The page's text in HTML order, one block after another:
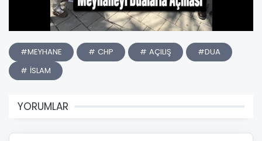
#MEYHANE # CHP # AÇILIŞ
#DUA
# İSLAM
YORUMLAR